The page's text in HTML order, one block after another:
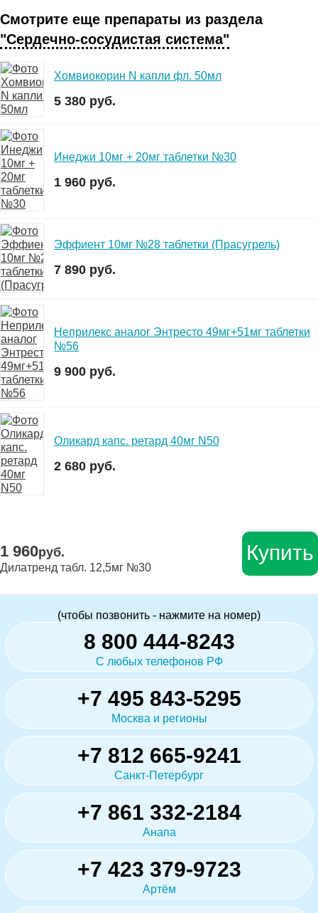
Смотрите еще препараты из раздела
"Сердечно-сосудистая система"
Хомвиокорин N капли фл. 50мл
5 380 руб.
Инеджи 10мг + 20мг таблетки №30
1 960 руб.
Эффиент 10мг №28 таблетки (Прасугрель)
7 890 руб.
Неприлекс аналог Энтресто 49мг+51мг таблетки
№56
9 900 руб.
Оликард капс. ретард 40мг N50
2 680 руб.
1 960руб.
Дилатренд табл. 12,5мг №30
Купить
(чтобы позвонить - нажмите на номер)
8 800 444-8243
С любых телефонов РФ
+7 495 843-5295
Москва и регионы
+7 812 665-9241
Санкт-Петербург
+7 861 332-2184
Анапа
+7 423 379-9723
Артём